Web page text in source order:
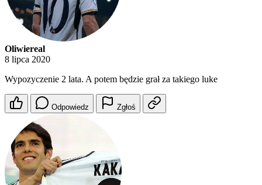
Oliwiereal
8 lipca 2020
Wypozyczenie 2 lata. A potem będzie grał za takiego luke
Odpowiedz Zgłoś